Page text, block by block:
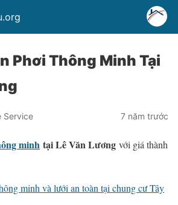
Phơi Thông Minh Tại
Service 7 năm trước
minh tại Lê Văn Lương với giá thành
minh và lưới an toàn tại chung cư Tây